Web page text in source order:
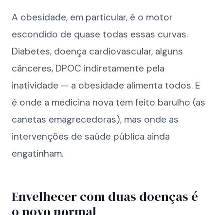
A obesidade, em particular, é o motor
escondido de quase todas essas curvas.
Diabetes, doença cardiovascular, alguns
cânceres, DPOC indiretamente pela
inatividade — a obesidade alimenta todos. E
é onde a medicina nova tem feito barulho (as
canetas emagrecedoras), mas onde as
intervenções de saúde pública ainda
engatinham.
Envelhecer com duas doenças é